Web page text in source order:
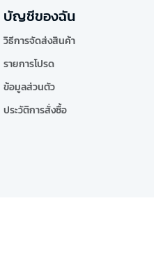
บัญชีของฉัน
วิธีการจัดส่งสินค้า
รายการโปรด
ข้อมูลส่วนตัว
ประวัติการสั่งซื้อ